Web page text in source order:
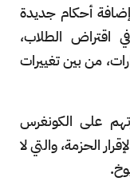
إلى جانب إضافة أحكام جديدة
اقتراض الطلاب،
من بين تغييرات
على الكونغرس
الحزمة، والتي لا